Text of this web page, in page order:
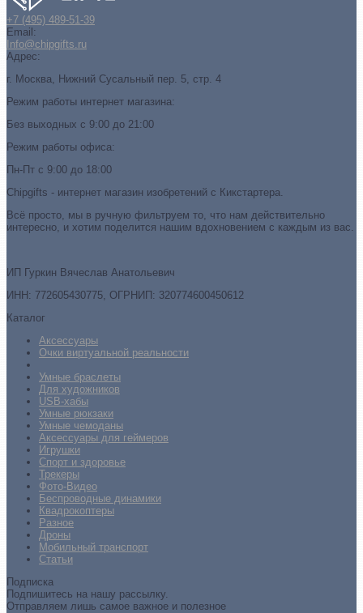
+7 (495) 489-51-39
Email:
Info@chipgifts.ru
Адрес:
г. Москва, Нижний Сусальный пер. 5, стр. 4
Режим работы интернет магазина:
Без выходных с 9:00 до 21:00
Режим работы офиса:
Пн-Пт с 9:00 до 18:00
Chipgifts - интернет магазин изобретений с Кикстартера.
Всё просто, мы в ручную фильтруем то, что нам действительно
интересно, и хотим поделится нашим вдохновением с каждым из вас.
ИП Гуркин Вячеслав Анатольевич
ИНН: 772605430775, ОГРНИП: 320774600450612
Каталог
Аксессуары
Очки виртуальной реальности
Умные браслеты
Для художников
USB-хабы
Умные рюкзаки
Умные чемоданы
Аксессуары для геймеров
Игрушки
Спорт и здоровье
Трекеры
Фото-Видео
Беспроводные динамики
Квадрокоптеры
Разное
Дроны
Мобильный транспорт
Статьи
Подписка
Подпишитесь на нашу рассылку.
Отправляем лишь самое важное и полезное